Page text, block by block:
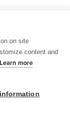
on site
content and
Learn more